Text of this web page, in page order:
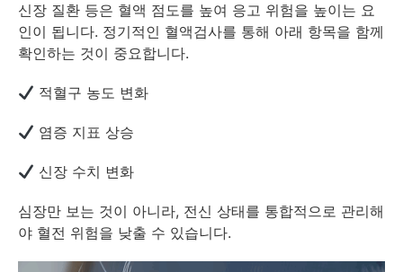
신장 질환 등은 혈액 점도를 높여 응고 위험을 높이는 요
인이 됩니다. 정기적인 혈액검사를 통해 아래 항목을 함께
확인하는 것이 중요합니다.
적혈구 농도 변화
염증 지표 상승
신장 수치 변화
심장만 보는 것이 아니라, 전신 상태를 통합적으로 관리해
야 혈전 위험을 낮출 수 있습니다.